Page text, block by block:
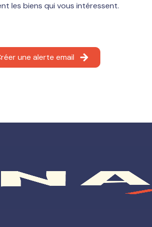
les biens qui vous intéressent.
une alerte email